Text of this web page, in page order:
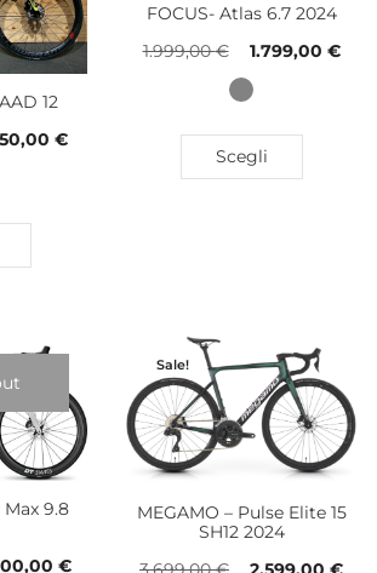
12
€
FOCUS- Atlas 6.7 2024
1.999,00€ 1.799,00 €
Scegli
Max 9.8
€
Sale!
MEGAMO – Pulse Elite 15
SH12 2024